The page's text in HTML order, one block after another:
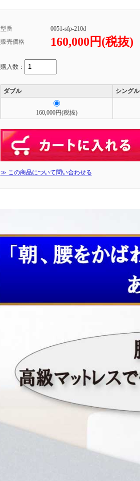
型番
0051-sfp-210d
販売価格
160,000円(税抜)
購入数：
ダブル シングル
160,000円(税抜)
≫ この商品について問い合わせる